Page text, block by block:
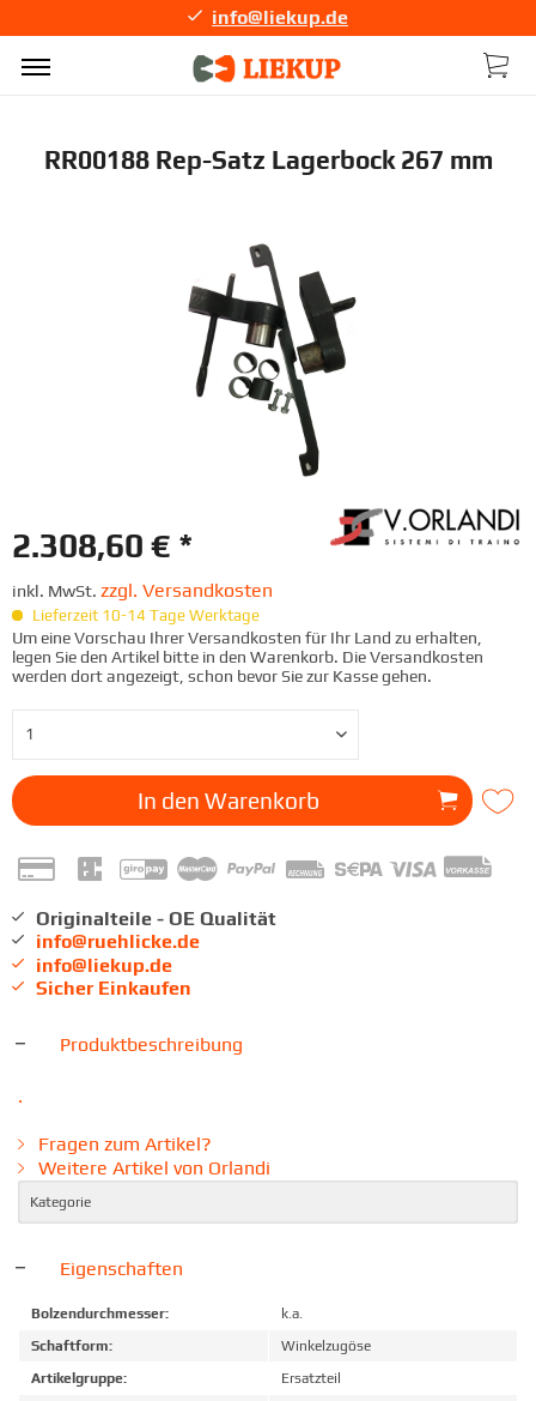
info@liekup.de
RR00188 Rep-Satz Lagerbock 267 mm
2.308,60 € *
inkl. MwSt. zzgl. Versandkosten
Lieferzeit 10-14 Tage Werktage
Um eine Vorschau Ihrer Versandkosten für Ihr Land zu erhalten,
legen Sie den Artikel bitte in den Warenkorb. Die Versandkosten
werden dort angezeigt, schon bevor Sie zur Kasse gehen.
In den Warenkorb
Originalteile - OE Qualität
info@ruehlicke.de
info@liekup.de
Sicher Einkaufen
Produktbeschreibung
.
Fragen zum Artikel?
Weitere Artikel von Orlandi
Kategorie
Eigenschaften
Bolzendurchmesser:
k.a.
Schaftform:
Winkelzugöse
Artikelgruppe:
Ersatzteil